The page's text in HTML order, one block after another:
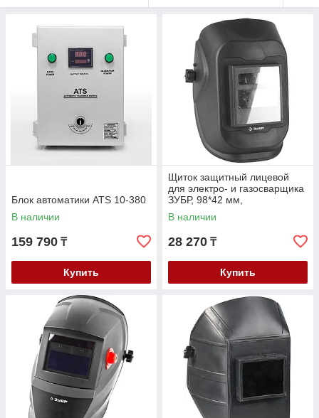
Блок автоматики ATS 10-380
В наличии
159 790 ₸
Купить
Щиток защитный лицевой
для электро- и газосварщика
ЗУБР, 98*42 мм,
автозатемнение (11079)
В наличии
28 270 ₸
Купить